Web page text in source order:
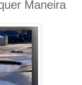
Maneira